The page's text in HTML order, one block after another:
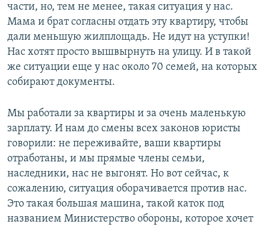
части, но, тем не менее, такая ситуация у нас.
Мама и брат согласны отдать эту квартиру, чтобы
дали меньшую жилплощадь. Не идут на уступки!
Нас хотят просто вышвырнуть на улицу. И в такой
же ситуации еще у нас около 70 семей, на которых
собирают документы.
Мы работали за квартиры и за очень маленькую
зарплату. И нам до смены всех законов юристы
говорили: не переживайте, ваши квартиры
отработаны, и мы прямые члены семьи,
наследники, нас не выгонят. Но вот сейчас, к
сожалению, ситуация оборачивается против нас.
Это такая большая машина, такой каток под
названием Министерство обороны, которое хочет